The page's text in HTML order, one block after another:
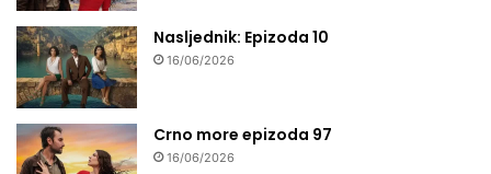
Nasljednik: Epizoda 10
16/06/2026
Crno more epizoda 97
16/06/2026